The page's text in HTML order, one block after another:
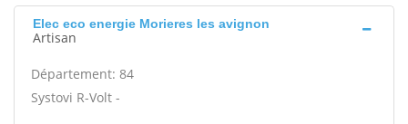
Elec eco energie Morieres les avignon
Artisan
Département: 84
Systovi R-Volt -